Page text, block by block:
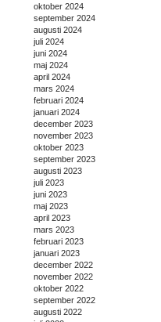
oktober 2024
september 2024
augusti 2024
juli 2024
juni 2024
maj 2024
april 2024
mars 2024
februari 2024
januari 2024
december 2023
november 2023
oktober 2023
september 2023
augusti 2023
juli 2023
juni 2023
maj 2023
april 2023
mars 2023
februari 2023
januari 2023
december 2022
november 2022
oktober 2022
september 2022
augusti 2022